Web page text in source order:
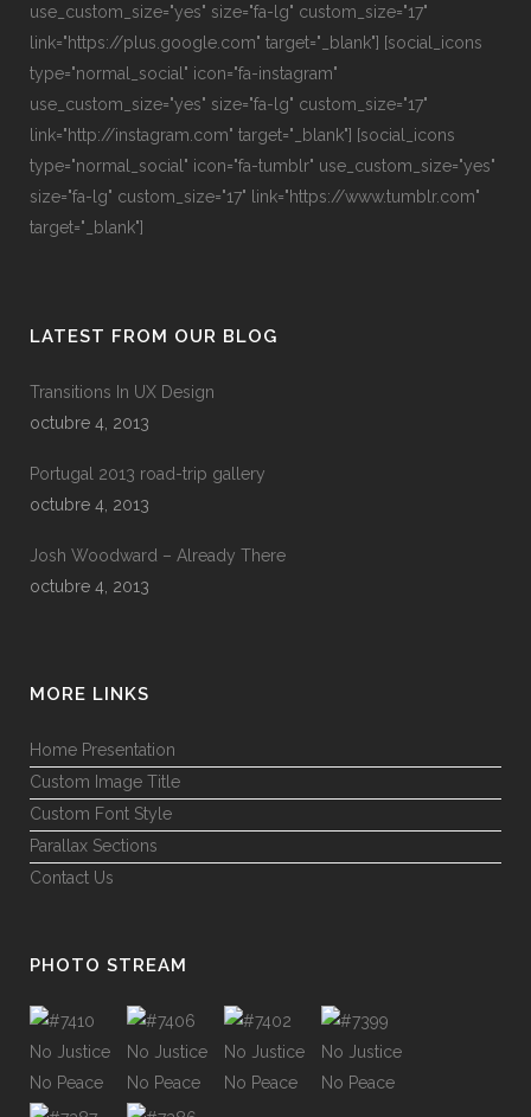
use_custom_size="yes" size="fa-lg" custom_size="17"
link="https://plus.google.com" target="_blank"] [social_icons
type="normal_social" icon="fa-instagram"
use_custom_size="yes" size="fa-lg" custom_size="17"
link="http://instagram.com" target="_blank"] [social_icons
type="normal_social" icon="fa-tumblr" use_custom_size="yes"
size="fa-lg" custom_size="17" link="https://www.tumblr.com"
target="_blank"]
LATEST FROM OUR BLOG
Transitions In UX Design
octubre 4, 2013
Portugal 2013 road-trip gallery
octubre 4, 2013
Josh Woodward – Already There
octubre 4, 2013
MORE LINKS
Home Presentation
Custom Image Title
Custom Font Style
Parallax Sections
Contact Us
PHOTO STREAM